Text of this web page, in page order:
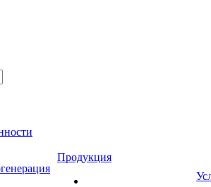
Продукция